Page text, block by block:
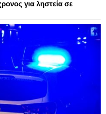
για ληστεία σε